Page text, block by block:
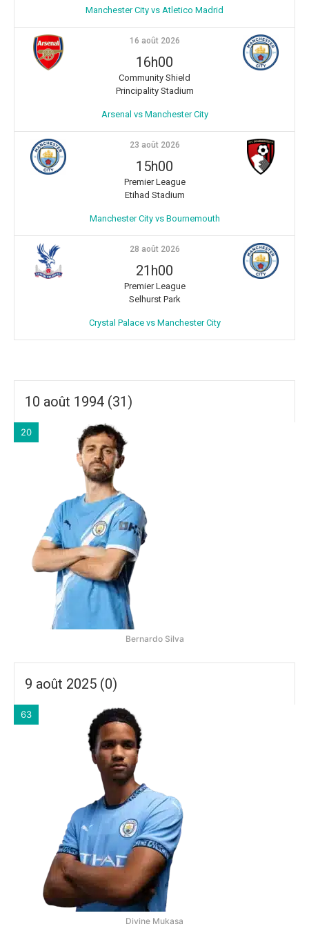
Manchester City vs Atletico Madrid
16 août 2026
16h00
Community Shield
Principality Stadium
Arsenal vs Manchester City
23 août 2026
15h00
Premier League
Etihad Stadium
Manchester City vs Bournemouth
28 août 2026
21h00
Premier League
Selhurst Park
Crystal Palace vs Manchester City
10 août 1994 (31)
20
Bernardo Silva
9 août 2025 (0)
63
Divine Mukasa